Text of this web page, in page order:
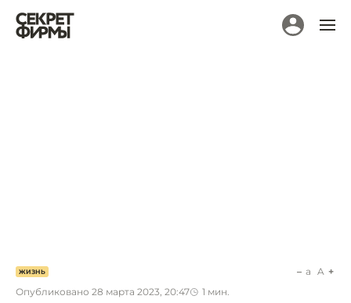
ЖИЗНЬ
Опубликовано 28 марта 2023, 20:47 1 мин.
a A